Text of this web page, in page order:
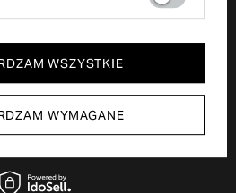
WYMAGANE
WSZYSTKIE